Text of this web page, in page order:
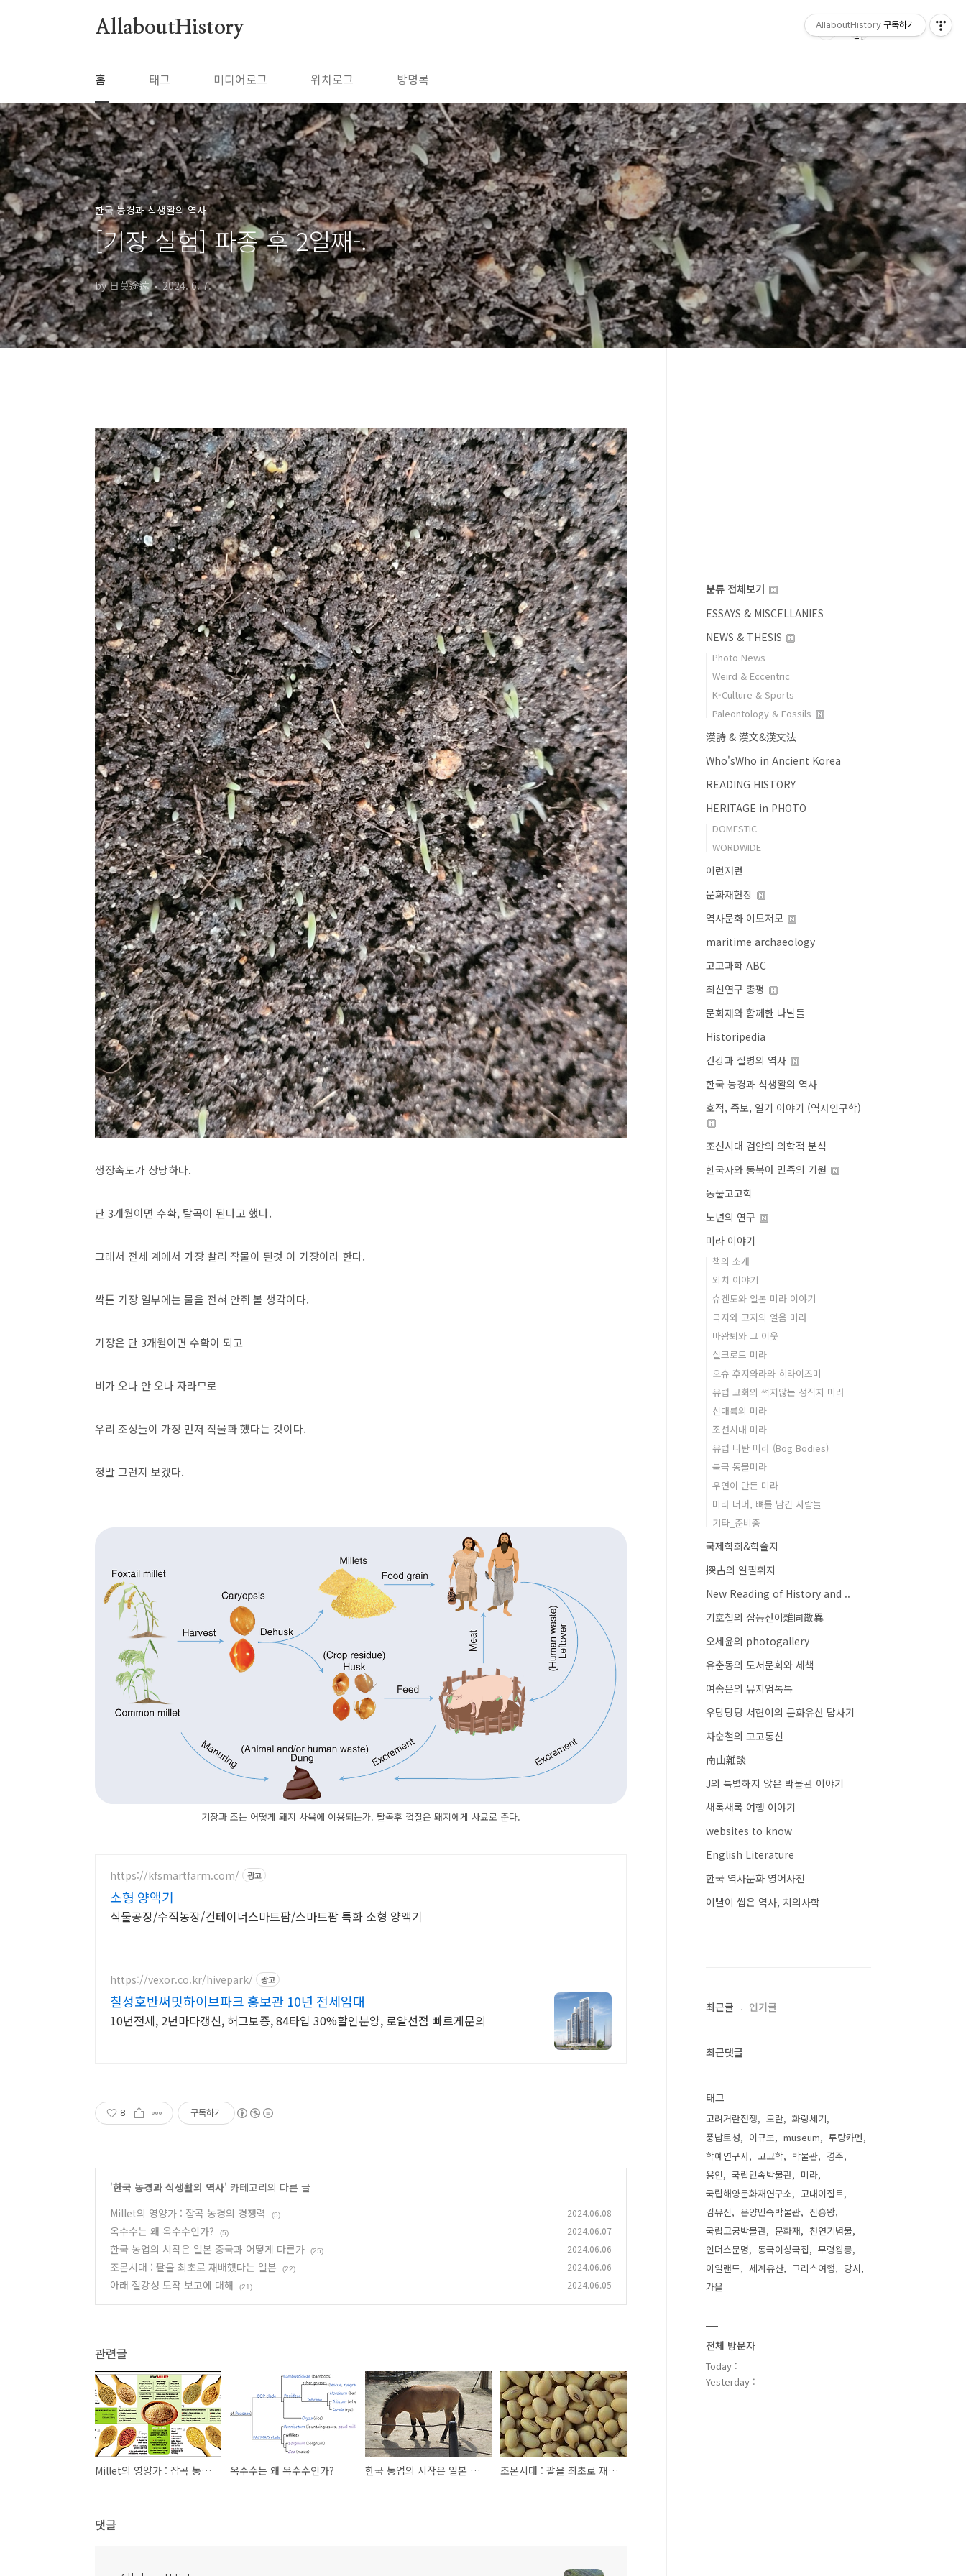
AllaboutHistory
홈 태그 미디어로그 위치로그 방명록
한국 농경과 식생활의 역사
[기장 실험] 파종 후 2일째-.
by 日莫途遠 2024. 6. 7.
생장속도가 상당하다.
단 3개월이면 수확, 탈곡이 된다고 했다.
그래서 전세 계에서 가장 빨리 작물이 된것 이 기장이라 한다.
싹튼 기장 일부에는 물을 전혀 안줘 볼 생각이다.
기장은 단 3개월이면 수확이 되고
비가 오나 안 오나 자라므로
우리 조상들이 가장 먼저 작물화 했다는 것이다.
정말 그런지 보겠다.
기장과 조는 어떻게 돼지 사육에 이용되는가. 탈곡후 껍질은 돼지에게 사료로 준다.
https://kfsmartfarm.com/ 광고
소형 양액기
식물공장/수직농장/컨테이너스마트팜/스마트팜 특화 소형 양액기
https://vexor.co.kr/hivepark/ 광고
칠성호반써밋하이브파크 홍보관 10년 전세임대
10년전세, 2년마다갱신, 허그보증, 84타입 30%할인분양, 로얄선점 빠르게문의
8 구독하기
'한국 농경과 식생활의 역사' 카테고리의 다른 글
Millet의 영양가 : 잡곡 농경의 경쟁력
(5) 2024.06.08
옥수수는 왜 옥수수인가? (5) 2024.06.07
한국 농업의 시작은 일본 중국과 어떻게 다른가 (25) 2024.06.06
조몬시대 : 팥을 최초로 재배했다는 일본 (22) 2024.06.06
아래 절강성 도작 보고에 대해 (21) 2024.06.05
관련글
Millet의 영양가 : 잡곡 농경의 경쟁력 옥수수는 왜 옥수수인가? 한국 농업의 시작은 일본 중국과 어떻게 다른가 조몬시대 : 팥을 최초로 재배했다는 일본
댓글
분류 전체보기
ESSAYS & MISCELLANIES
NEWS & THESIS
Photo News
Weird & Eccentric
K-Culture & Sports
Paleontology & Fossils
漢詩 & 漢文&漢文法
Who'sWho in Ancient Korea
READING HISTORY
HERITAGE in PHOTO
DOMESTIC
WORDWIDE
이런저런
문화재현장
역사문화 이모저모
maritime archaeology
고고과학 ABC
최신연구 총평
문화재와 함께한 나날들
Historipedia
건강과 질병의 역사
한국 농경과 식생활의 역사
호적, 족보, 일기 이야기 (역사인구학)
조선시대 검안의 의학적 분석
한국사와 동북아 민족의 기원
동물고고학
노년의 연구
미라 이야기
책의 소개
외치 이야기
슈겐도와 일본 미라 이야기
극지와 고지의 얼음 미라
마왕퇴와 그 이웃
실크로드 미라
오슈 후지와라와 히라이즈미
유럽 교회의 썩지않는 성직자 미라
신대륙의 미라
조선시대 미라
유럽 니탄 미라 (Bog Bodies)
북극 동물미라
우연이 만든 미라
미라 너머, 뼈를 남긴 사람들
기타_준비중
국제학회&학술지
探古의 일필휘지
New Reading of History and ..
기호철의 잡동산이雜同散異
오세윤의 photogallery
유춘동의 도서문화와 세책
여송은의 뮤지엄톡톡
우당당탕 서현이의 문화유산 답사기
차순철의 고고통신
南山雜談
J의 특별하지 않은 박물관 이야기
새록새록 여행 이야기
websites to know
English Literature
한국 역사문화 영어사전
이빨이 씹은 역사, 치의사학
최근글 인기글
최근댓글
태그
고려거란전쟁 모란
화랑세기
풍납토성
이규보 museum
투탕카멘
학예연구사
고고학 박물관
경주
용인
국립민속박물관
미라
국립해양문화재연구소
고대이집트
김유신
온양민속박물관
진흥왕
국립고궁박물관
문화재
천연기념물
인더스문명
동국이상국집
무령왕릉
아일랜드
세계유산 그리스여행
당시
가을
전체 방문자
Today :
Yesterday :
AllaboutHistory 구독하기